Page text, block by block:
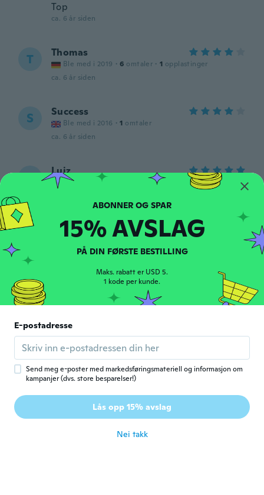
Top
ca. 6 år siden
T Thomas
Ble med i 2019 · 6 omtaler · 1 opplastinger
ca. 6 år siden
S Success
Ble med i 2016 · 1 omtaler
ca. 6 år siden
L Luiz
Ble med i 2019 omtaler · 2 opplastinger
ca. 6 år siden
Ble med i 2018 · 12 omtaler
M
Sehr schön
I Irek
Ble med i 2015
Ok. Tylko słaby jak dla mnie bass, ale
ogólnie jestem zadowolony
15% AVSLAG
PÅ DIN FØRSTE BESTILLING
Maks. rabatt er USD 5.
1 kode per kunde.
E-postadresse
Send meg e-poster med markedsføringsmateriell og informasjon om
kampanjer (dvs. store besparelser!)
Lås opp 15% avslag
Nei takk